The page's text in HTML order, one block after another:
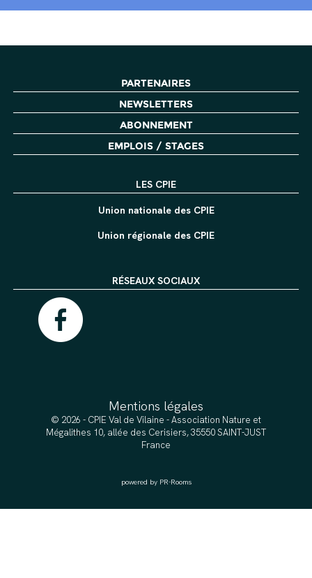
PARTENAIRES
NEWSLETTERS
ABONNEMENT
EMPLOIS / STAGES
LES CPIE
Union nationale des CPIE
Union régionale des CPIE
RÉSEAUX SOCIAUX
Mentions légales
© 2026 - CPIE Val de Vilaine - Association Nature et
Mégalithes 10, allée des Cerisiers, 35550 SAINT-JUST
France
powered by PR-Rooms